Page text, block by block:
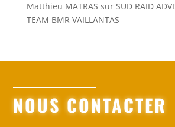
Matthieu MATRAS sur SUD RAID
TEAM BMR VAILLANTAS
NOUS CONTACTER